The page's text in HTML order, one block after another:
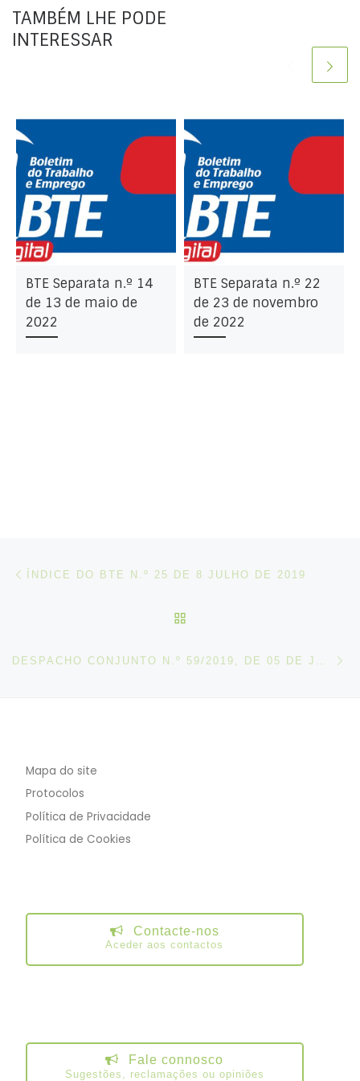
TAMBÉM LHE PODE
INTERESSAR
BTE Separata n.º 14
de 13 de maio de
2022
BTE Separata n.º 22
de 23 de novembro
de 2022
Post navigation
ÍNDICE DO BTE N.º 25 DE 8 JULHO DE 2019
Mapa do site
Protocolos
Política de Privacidade
Política de Cookies
Contacte-nos
Aceder aos contactos
Fale connosco
Sugestões, reclamações ou opiniões